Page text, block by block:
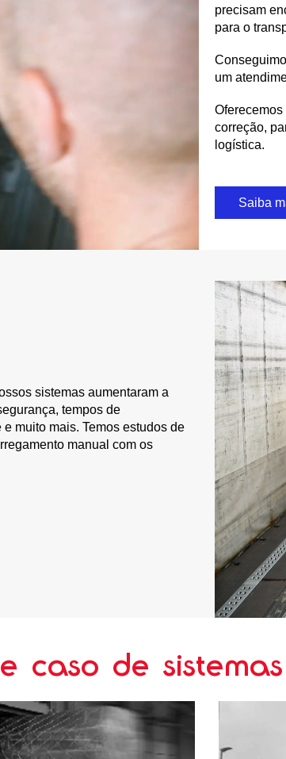
precisam
para o
um
correção,
logística.
Saiba
sistemas aumentaram a
tempos de
muito mais. Temos estudos de
manual com os
caso de